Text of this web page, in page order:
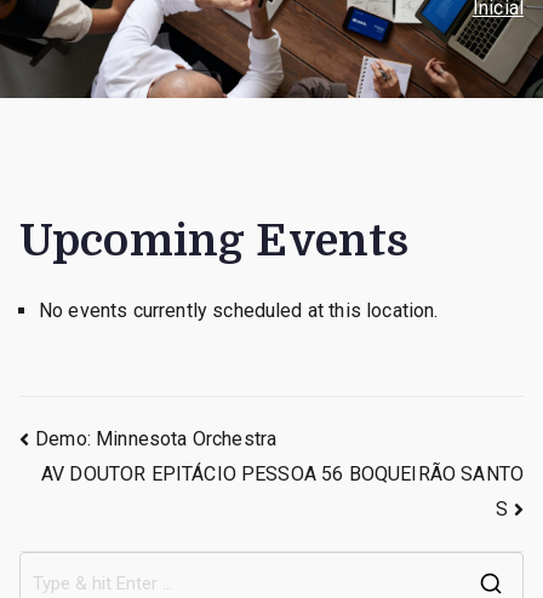
Inicial
Upcoming Events
No events currently scheduled at this location.
Navegação
Post
Demo: Minnesota Orchestra
AV DOUTOR EPITÁCIO PESSOA 56 BOQUEIRÃO SANTO
S